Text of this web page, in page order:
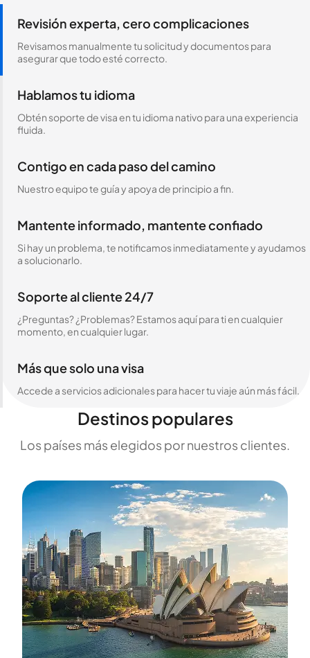
Revisión experta, cero complicaciones
Revisamos manualmente tu solicitud y documentos para
asegurar que todo esté correcto.
Hablamos tu idioma
Obtén soporte de visa en tu idioma nativo para una experiencia
fluida.
Contigo en cada paso del camino
Nuestro equipo te guía y apoya de principio a fin.
Mantente informado, mantente confiado
Si hay un problema, te notificamos inmediatamente y ayudamos
a solucionarlo.
Soporte al cliente 24/7
¿Preguntas? ¿Problemas? Estamos aquí para ti en cualquier
momento, en cualquier lugar.
Más que solo una visa
Accede a servicios adicionales para hacer tu viaje aún más fácil.
Destinos populares
Los países más elegidos por nuestros clientes.